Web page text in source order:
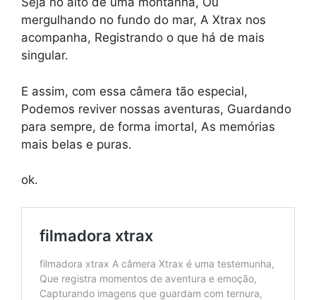
mergulhando no fundo do mar, A Xtrax nos
acompanha, Registrando o que há de mais
singular.
E assim, com essa câmera tão especial,
Podemos reviver nossas aventuras, Guardando
para sempre, de forma imortal, As memórias
mais belas e puras.
ok.